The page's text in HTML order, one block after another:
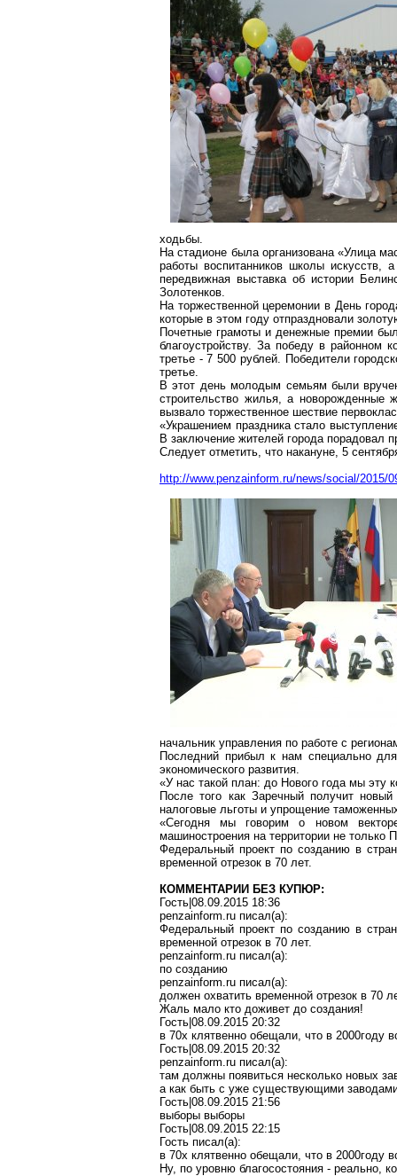
ходьбы.
На стадионе была организована «Улица
работы воспитанников школы искусств,
передвижная выставка об истории
Золотенков.
На торжественной церемонии в День
которые в этом году отпраздновали
Почетные грамоты и денежные премии
благоустройству. За победу в районном
третье - 7 500 рублей. Победители
третье.
В этот день молодым семьям были
строительство жилья, а новорожденные
вызвало торжественное шествие
«Украшением праздника стало
В заключение жителей города порадовал
Следует отметить, что накануне, 5
http://www.penzainform.ru/news/social/2015/
начальник управления по работе с
Последний прибыл к нам специально
экономического развития.
«У нас такой план: до Нового года мы эту
После того как Заречный получит
налоговые льготы и упрощение
«Сегодня мы говорим о новом
машиностроения на территории не только
Федеральный проект по созданию в
временной отрезок в 70 лет.
КОММЕНТАРИИ БЕЗ КУПЮР:
Гость|08.09.2015 18:36
penzainform.ru писал(a):
Федеральный проект по созданию в
временной отрезок в 70 лет.
penzainform.ru писал(a):
по созданию
penzainform.ru писал(a):
должен охватить временной отрезок в 70
Жаль мало кто доживет до создания!
Гость|08.09.2015 20:32
в 70х клятвенно обещали, что в 2000году
Гость|08.09.2015 20:32
penzainform.ru писал(a):
там должны появиться несколько новых
а как быть с уже существующими
Гость|08.09.2015 21:56
выборы выборы
Гость|08.09.2015 22:15
Гость писал(a):
в 70х клятвенно обещали, что в 2000году
Ну, по уровню благосостояния - реально,